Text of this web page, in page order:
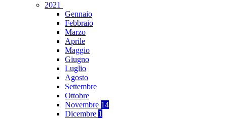
2021
Gennaio
Febbraio
Marzo
Aprile
Maggio
Giugno
Luglio
Agosto
Settembre
Ottobre
Novembre 14
Dicembre 1